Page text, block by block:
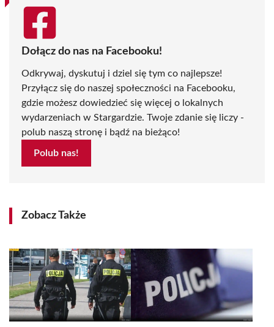
Dołącz do nas na Facebooku!
Odkrywaj, dyskutuj i dziel się tym co najlepsze!
Przyłącz się do naszej społeczności na Facebooku,
gdzie możesz dowiedzieć się więcej o lokalnych
wydarzeniach w Stargardzie. Twoje zdanie się liczy -
polub naszą stronę i bądź na bieżąco!
Polub nas!
Zobacz Także